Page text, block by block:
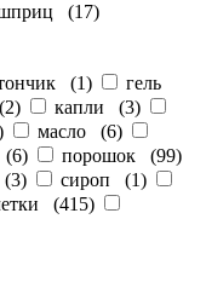
(17)
(1)
гель
2) капли (3)
масло (6)
(6) порошок (99)
(3) сироп (1)
(415)